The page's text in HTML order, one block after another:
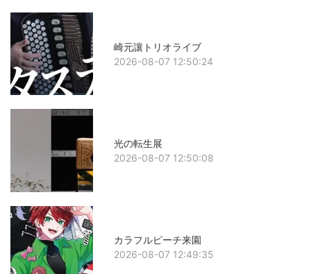
崎元讓トリオライブ
2026-08-07 12:50:24
光の転生展
2026-08-07 12:50:08
カラフルピーチ来園
2026-08-07 12:49:35